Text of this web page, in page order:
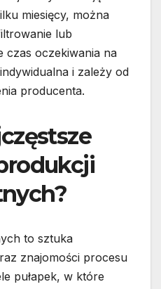
miesięcy, można
lub
czas oczekiwania na
i zależy od
producenta.
to sztuka
znajomości procesu
pułapek, w które